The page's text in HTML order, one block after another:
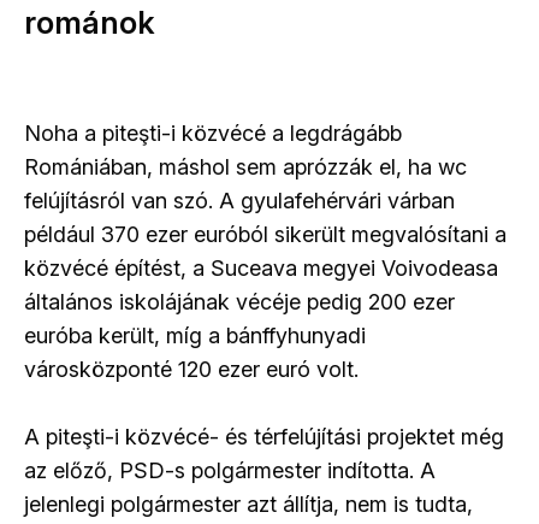
románok
Noha a piteşti-i közvécé a legdrágább
Romániában, máshol sem aprózzák el, ha wc
felújításról van szó. A gyulafehérvári várban
például 370 ezer euróból sikerült megvalósítani a
közvécé építést, a Suceava megyei Voivodeasa
általános iskolájának vécéje pedig 200 ezer
euróba került, míg a bánffyhunyadi
városközponté 120 ezer euró volt.
A piteşti-i közvécé- és térfelújítási projektet még
az előző, PSD-s polgármester indította. A
jelenlegi polgármester azt állítja, nem is tudta,